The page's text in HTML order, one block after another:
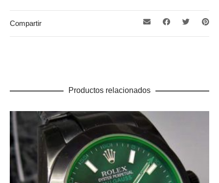
Compartir
Productos relacionados